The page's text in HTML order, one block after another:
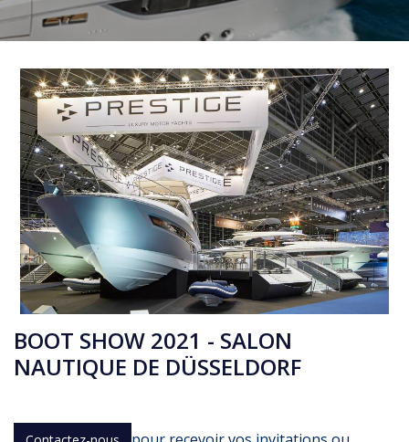
BOOT SHOW 2021 - SALON
NAUTIQUE DE DÜSSELDORF